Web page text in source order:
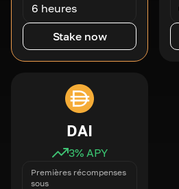
6 heures
Stake now
DAI
3% APY
Premières récompenses
sous